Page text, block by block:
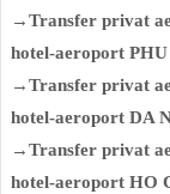
→Transfer privat
hotel-aeroport
→Transfer privat
hotel-aeroport DA
→Transfer privat
hotel-aeroport HO